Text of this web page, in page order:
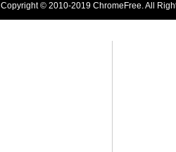
Copyright © 2010-2019 ChromeFree. All